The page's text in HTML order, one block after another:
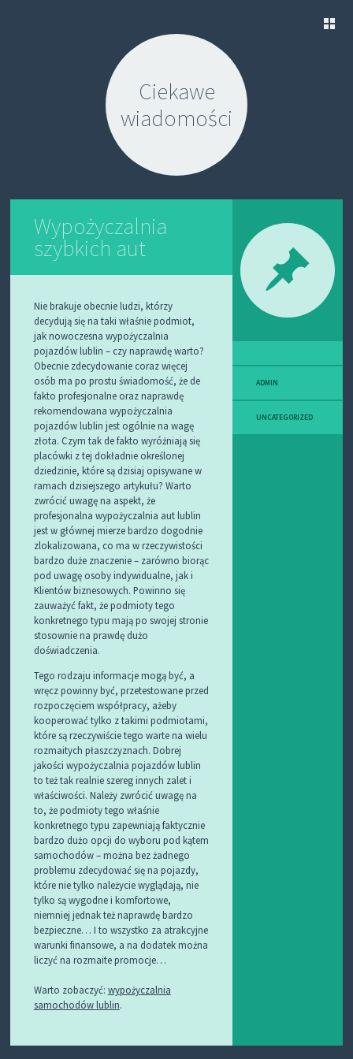
Ciekawe
wiadomości
Wypożyczalnia
szybkich aut
Nie brakuje obecnie ludzi, którzy
decydują się na taki właśnie podmiot,
jak nowoczesna wypożyczalnia
pojazdów lublin – czy naprawdę warto?
Obecnie zdecydowanie coraz więcej
osób ma po prostu świadomość, że de
fakto profesjonalne oraz naprawdę
rekomendowana wypożyczalnia
pojazdów lublin jest ogólnie na wagę
złota. Czym tak de fakto wyróżniają się
placówki z tej dokładnie określonej
dziedzinie, które są dzisiaj opisywane w
ramach dzisiejszego artykułu? Warto
zwrócić uwagę na aspekt, że
profesjonalna wypożyczalnia aut lublin
jest w głównej mierze bardzo dogodnie
zlokalizowana, co ma w rzeczywistości
bardzo duże znaczenie – zarówno biorąc
pod uwagę osoby indywidualne, jak i
Klientów biznesowych. Powinno się
zauważyć fakt, że podmioty tego
konkretnego typu mają po swojej stronie
stosownie na prawdę dużo
doświadczenia.
Tego rodzaju informacje mogą być, a
wręcz powinny być, przetestowane przed
rozpoczęciem współpracy, ażeby
kooperować tylko z takimi podmiotami,
które są rzeczywiście tego warte na wielu
rozmaitych płaszczyznach. Dobrej
jakości wypożyczalnia pojazdów lublin
to też tak realnie szereg innych zalet i
właściwości. Należy zwrócić uwagę na
to, że podmioty tego właśnie
konkretnego typu zapewniają faktycznie
bardzo dużo opcji do wyboru pod kątem
samochodów – można bez żadnego
problemu zdecydować się na pojazdy,
które nie tylko należycie wyglądają, nie
tylko są wygodne i komfortowe,
niemniej jednak też naprawdę bardzo
bezpieczne… I to wszystko za atrakcyjne
warunki finansowe, a na dodatek można
liczyć na rozmaite promocje…
Warto zobaczyć: wypożyczalnia
samochodów lublin.
ADMIN
UNCATEGORIZED